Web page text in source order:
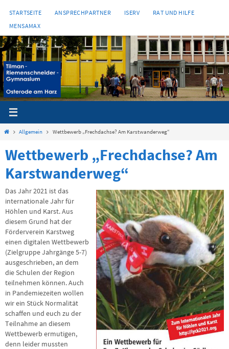
Inhalt
springen
STARTSEITE ANSPRECHPARTNER ISERV
RAT UND HILFE
MENSAMAX
StartAllgemein Wettbewerb „Frechdachse? Am Karstwanderweg“
Wettbewerb „Frechdachse? Am
Karstwanderweg“
Das Jahr 2021 ist das
internationale Jahr für
Höhlen und Karst. Aus
diesem Grund hat der
Förderverein Karstweg
einen digitalen Wettbewerb
(Zielgruppe Jahrgänge 5-7)
ausgeschrieben, an dem
die Schulen der Region
teilnehmen können. Auch
in Pandemiezeiten wollen
wir ein Stück Normalität
schaffen und euch zu der
Teilnahme an diesem
Wettbewerb ermutigen,
denn leider mussten